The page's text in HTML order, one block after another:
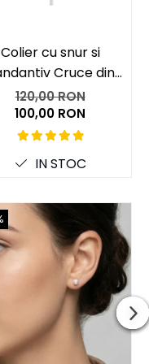
Colier cu snur si
Cruce din
Argint 925
120,00 RON
100,00 RON
IN STOC